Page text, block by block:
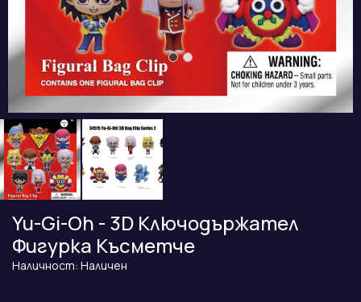
Yu-Gi-Oh - 3D Ключодържател
Фигурка Късметче
Наличност: Наличен